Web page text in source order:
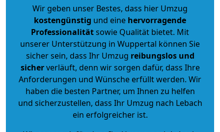
Wir geben unser Bestes, dass hier Umzug
kostengünstig und eine hervorragende
Professionalitätsowie Qualität bietet. Mit
unserer Unterstützung in Wuppertal können Sie
sicher sein, dass Ihr Umzug reibungslos und
sicherverläuft, denn wir sorgen dafür, dass Ihre
Anforderungen und Wünsche erfüllt werden. Wir
haben die besten Partner, um Ihnen zu helfen
und sicherzustellen, dass Ihr Umzug nach Lebach
ein erfolgreicher ist.